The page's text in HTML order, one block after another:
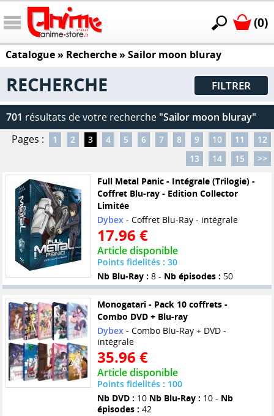
(0)
Catalogue» Recherche » Sailor moon bluray
RECHERCHE FILTRER
701 résultats de votre recherche "Sailor moon bluray"
Pages :
1 2 3 4 5 6 7 8 9 10 11
12
13
14 15
>>
Full Metal Panic - Intégrale (Trilogie) -
Coffret Blu-ray - Edition Collector
Limitée
Dybex- Coffret Blu-Ray - intégrale
17.96 €
Article disponible
Points fidelités : 30
Nb Blu-Ray : 8 - Nb épisodes : 50
Monogatari - Pack 10 coffrets -
Combo DVD + Blu-ray
Dybex- Combo Blu-Ray + DVD -
intégrale
35.96 €
Article disponible
Points fidelités : 100
Nb DVD : 10 Nb Blu-Ray : 10 - Nb
épisodes : 42